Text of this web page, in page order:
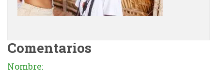
Comentarios
Nombre: